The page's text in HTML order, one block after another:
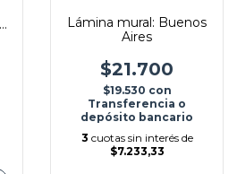
Lámina mural: Buenos
Aires
$21.700
$19.530 con
Transferencia o
depósito bancario
3 cuotas sin interés de
$7.233,33